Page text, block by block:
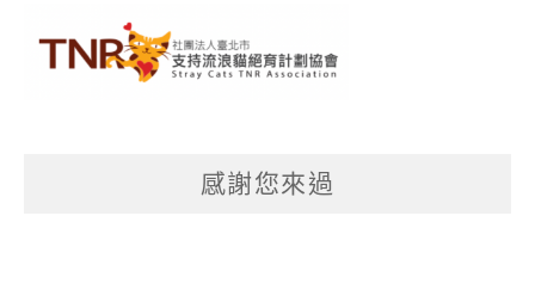
感謝您來過